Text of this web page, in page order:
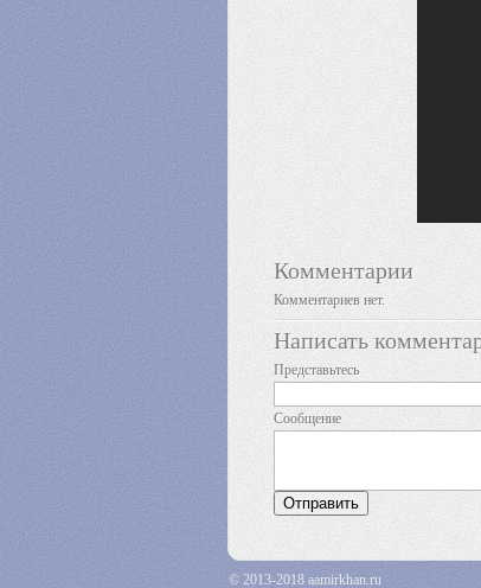
Комментарии
Комментариев нет.
Написать
Представьтесь
Сообщение
© 2013-2018 aamirkhan.ru